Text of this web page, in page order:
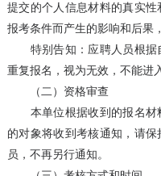
提交的个人信息材料的真实
报考条件而产生的影响和后果
特别告知：应聘人员根据
重复报名，视为无效，不能进
（二）资格审查
本单位根据收到的报名材
的对象将收到考核通知，请
员，不再另行通知。